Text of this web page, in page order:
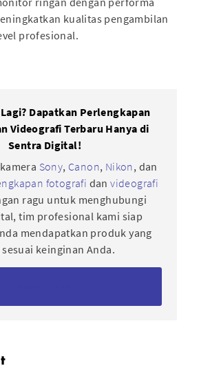
kualitas pengambilan
profesional.
Dapatkan Perlengkapan
Videografi Terbaru Hanya di
Sentra Digital!
Sony, Canon, Nikon, dan
fotografi danvideografi
ragu untuk menghubungi
tim profesional kami siap
mendapatkan produk yang
keinginan Anda.